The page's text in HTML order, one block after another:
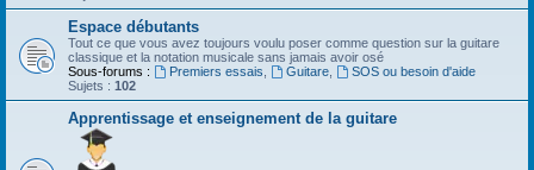
Espace débutants
Tout ce que vous avez toujours voulu poser comme question sur la guitare
classique et la notation musicale sans jamais avoir osé
Sous-forums :
Premiers essais Guitare,
SOS ou besoin d'aide
Sujets : 102
Apprentissage et enseignement de la guitare